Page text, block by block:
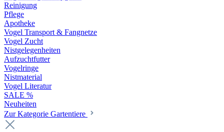
Reinigung
Pflege
Apotheke
Vogel Transport & Fangnetze
Vogel Zucht
Nistgelegenheiten
Aufzuchtfutter
Vogelringe
Nistmaterial
Vogel Literatur
SALE %
Neuheiten
Zur Kategorie Gartentiere